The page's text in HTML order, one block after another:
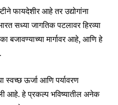
be part of the
email address on our website
Don't worry, we respect
inbox. Your information is
फायदेशीर आहे तर उद्योगांना
सध्या जागतिक पटलावर हिरव्या
बजावण्याच्या मार्गावर आहे, आणि हे
स्वच्छ ऊर्जा आणि पर्यावरण
आहे. हे प्रकल्प भविष्यातील अनेक